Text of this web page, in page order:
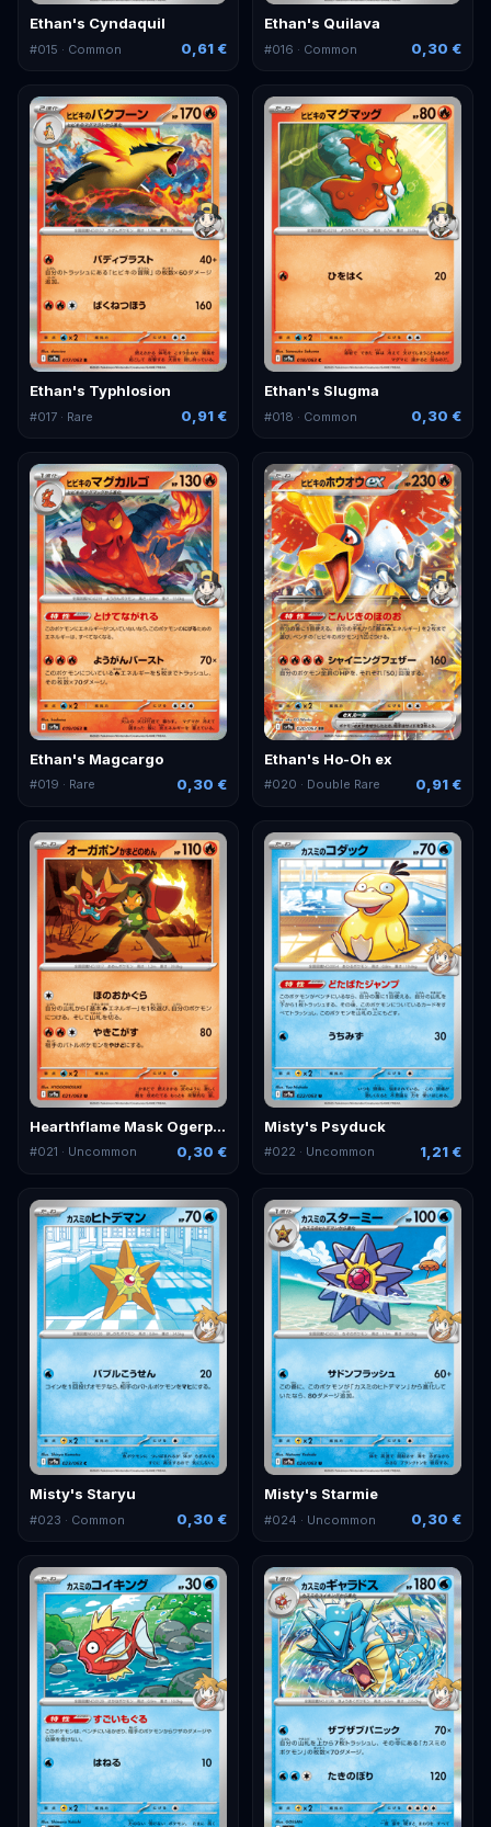
Ethan's Cyndaquil
#015 · Common 0,61 €
Ethan's Quilava
#016 · Common 0,30 €
Ethan's Typhlosion
#017 · Rare 0,91 €
Ethan's Slugma
#018 · Common 0,30 €
Ethan's Magcargo
#019 · Rare 0,30 €
Ethan's Ho-Oh ex
#020 · Double Rare 0,91 €
Hearthflame Mask Ogerpon
#021 · Uncommon 0,30 €
Misty's Psyduck
#022 · Uncommon 1,21 €
Misty's Staryu
#023 · Common 0,30 €
Misty's Starmie
#024 · Uncommon 0,30 €